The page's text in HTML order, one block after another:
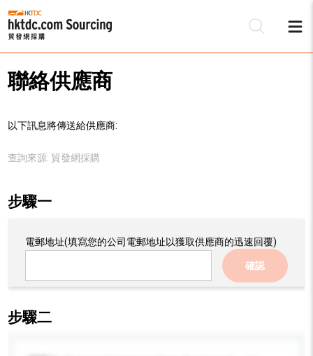
聯絡供應商
以下訊息將傳送給供應商:
查詢來源: 貿發網採購
步驟一
電郵地址(填寫您的公司電郵地址以獲取供應商的迅速回覆)
確認
步驟二